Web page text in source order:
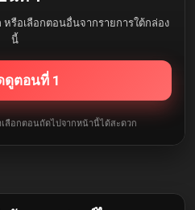
รือเลือกตอนอื่นจากรายการใต้กล่อง
นี้
ดูตอนที่ 1
เลือกตอนถัดไปจากหน้านี้ได้สะดวก